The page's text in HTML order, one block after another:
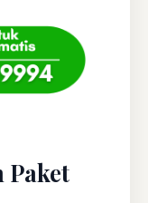
Paket